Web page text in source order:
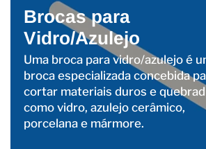
Brocas para
Vidro/Azulejo
Uma broca para vidro/azulejo é
broca especializada concebida
cortar materiais duros e
como vidro, azulejo cerâmico,
porcelana e mármore.